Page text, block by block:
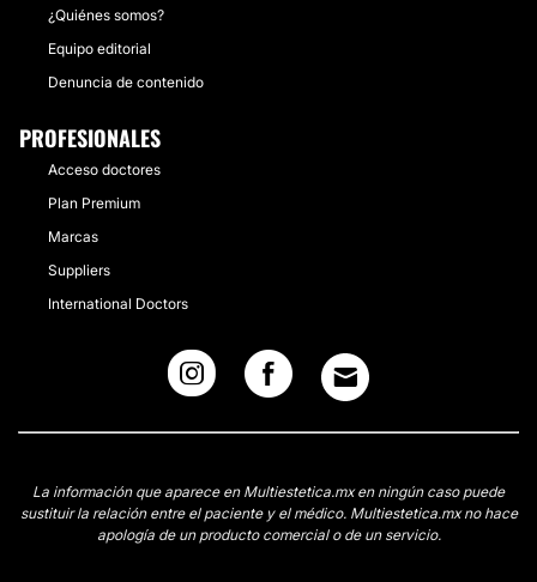
¿Quiénes somos?
Equipo editorial
Denuncia de contenido
PROFESIONALES
Acceso doctores
Plan Premium
Marcas
Suppliers
International Doctors
La información que aparece en Multiestetica.mx en ningún caso puede
sustituir la relación entre el paciente y el médico. Multiestetica.mx no hace
apología de un producto comercial o de un servicio.